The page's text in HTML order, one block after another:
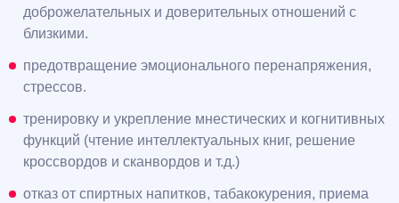
доброжелательных и доверительных отношений с
близкими.
предотвращение эмоционального перенапряжения,
стрессов.
тренировку и укрепление мнестических и когнитивных
функций (чтение интеллектуальных книг, решение
кроссвордов и сканвордов и т.д.)
отказ от спиртных напитков, табакокурения, приема